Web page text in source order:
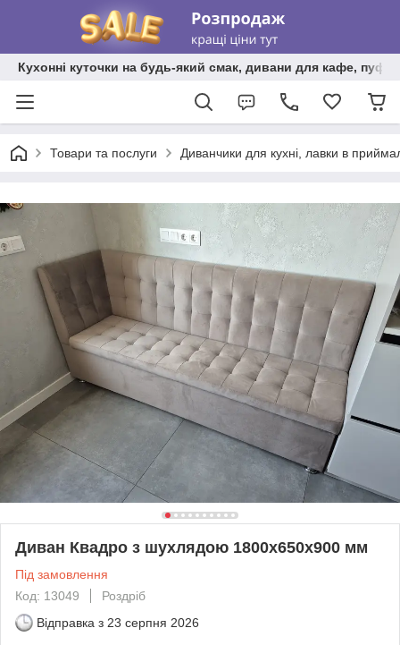
Кухонні куточки на будь-який смак, дивани для кафе,
Товари та послуги Диванчики для кухні, лавки в
Диван Квадро з шухлядою 1800х650х900 мм
Під замовлення
Код: 13049
Роздріб
Відправка з 23 серпня 2026